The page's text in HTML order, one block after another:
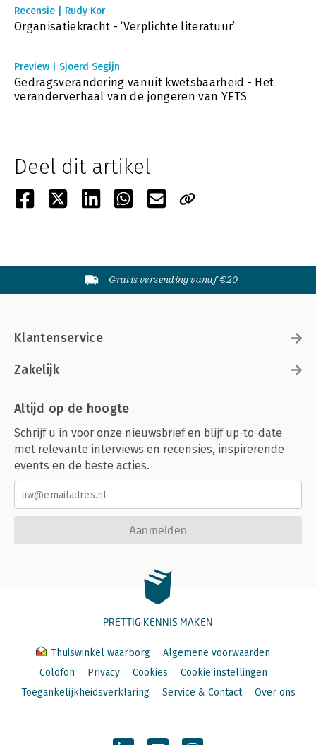
Recensie | Rudy Kor
Organisatiekracht - ‘Verplichte literatuur’
Preview | Sjoerd Segijn
Gedragsverandering vanuit kwetsbaarheid - Het
veranderverhaal van de jongeren van YETS
Deel dit artikel
Gratis verzending vanaf €20
Klantenservice
Zakelijk
Altijd op de hoogte
Schrijf u in voor onze nieuwsbrief en blijf up-to-date
met relevante interviews en recensies, inspirerende
events en de beste acties.
Aanmelden
PRETTIG KENNIS MAKEN
Thuiswinkel waarborg
Algemene voorwaarden
Colofon
Privacy Cookies
Cookie instellingen
Toegankelijkheidsverklaring
Service & Contact Over ons